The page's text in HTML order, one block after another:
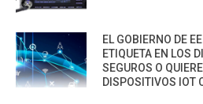
EL GOBIERNO DE
ETIQUETA EN LOS
SEGUROS O
DISPOSITIVOS IOT